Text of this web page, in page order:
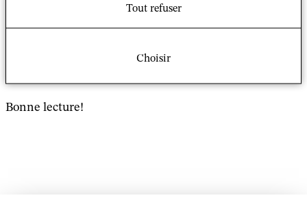
Consulter le GSRL Digest n° 79
Bonne lecture!
Tout refuser
Choisir